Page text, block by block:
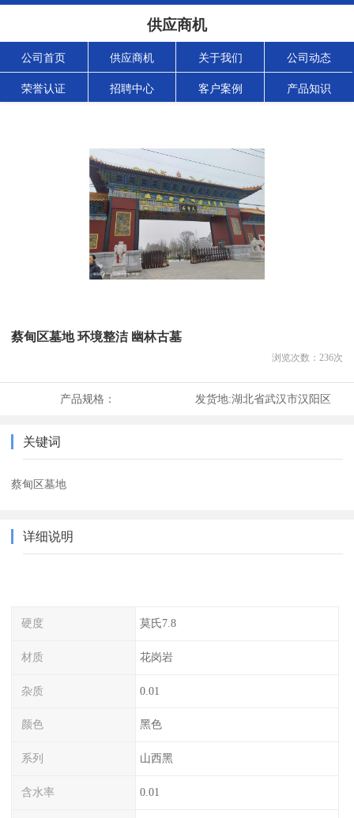
供应商机
公司首页 供应商机 关于我们 公司动态
荣誉认证 招聘中心 客户案例 产品知识
蔡甸区墓地 环境整洁 幽林古墓
浏览次数： 236次
产品规格： 发货地:湖北省武汉市汉阳区
关键词
蔡甸区墓地
详细说明
硬度 莫氏7.8
材质 花岗岩
杂质 0.01
颜色 黑色
系列 山西黑
含水率 0.01